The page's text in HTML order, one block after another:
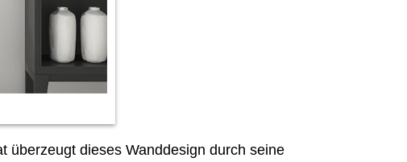
überzeugt dieses Wanddesign durch seine